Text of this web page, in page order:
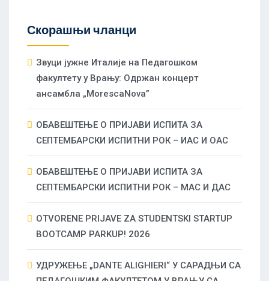
Скорашњи чланци
Звуци јужне Италије на Педагошком
факултету у Врању: Одржан концерт
ансамбла „MorescaNova”
ОБАВЕШТЕЊЕ О ПРИЈАВИ ИСПИТА ЗА
СЕПТЕМБАРСКИ ИСПИТНИ РОК – ИАС И ОАС
ОБАВЕШТЕЊЕ О ПРИЈАВИ ИСПИТА ЗА
СЕПТЕМБАРСКИ ИСПИТНИ РОК – МАС И ДАС
OTVORENE PRIJAVE ZA STUDENTSKI STARTUP
BOOTCAMP PARKUP! 2026
УДРУЖЕЊЕ „DANTE ALIGHIERI“ У САРАДЊИ СА